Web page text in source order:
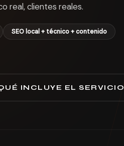
real, clientes reales.
SEO local + técnico + contenido
INCLUYE EL SERVICIO